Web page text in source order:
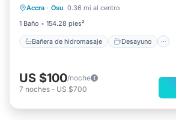
Accra · Osu 0.36 mi al centro
1 Baño
154.28 pies²
Bañera de hidromasaje Desayuno
Aparcamiento
US $100/noche
7 noches - US $700